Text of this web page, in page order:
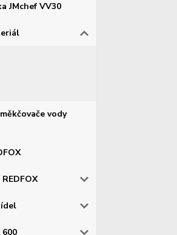
JMchef VV30
vody
600